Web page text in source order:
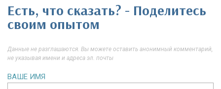
Есть, что сказать? - Поделитесь
своим опытом
Данные не разглашаются. Вы можете оставить анонимный комментарий,
не указывая имени и адреса эл. почты
ВАШЕ ИМЯ